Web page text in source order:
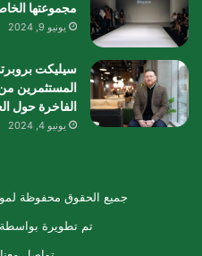
مجموعتها
يونيو 9, 2024
سيليكت
المستثمرين
الفاخرة حول
يونيو 4, 2024
جميع الحقوق محفوظة
تم تطويرة بواسطة